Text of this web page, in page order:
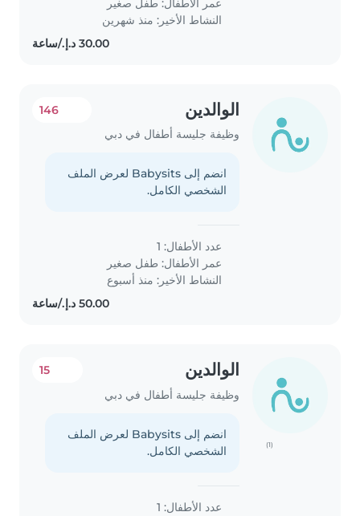
النشاط الأخير: منذ شهرين
الوالدين
وظيفة جليسة أطفال في دبي
146
انضم إلى Babysits لعرض الملف
الشخصي الكامل.
عدد الأطفال: 1
عمر الأطفال: طفل صغير
النشاط الأخير: منذ أسبوع
(1)
الوالدين
وظيفة جليسة أطفال في دبي
15
انضم إلى Babysits لعرض الملف
الشخصي الكامل.
عدد الأطفال: 1